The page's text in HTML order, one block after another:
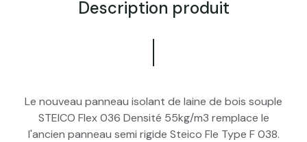
Description produit
Le nouveau panneau isolant de laine de bois souple
STEICO Flex 036 Densité 55kg/m3 remplace le
l'ancien panneau semi rigide Steico Fle Type F 038.